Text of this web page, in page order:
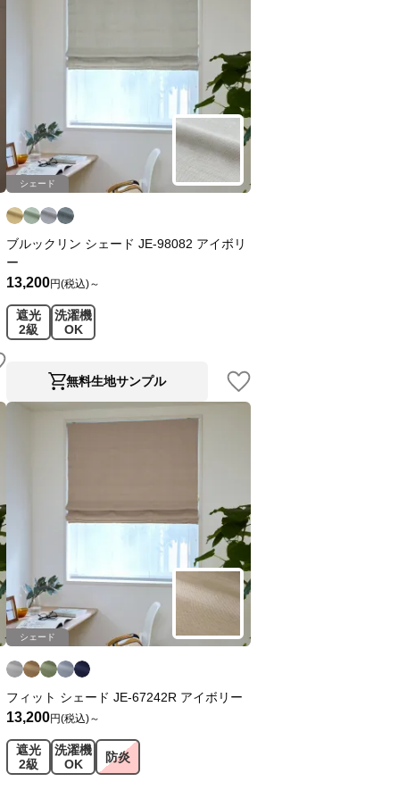
シェード
ブルックリン シェード JE-98082 アイボリ
ー
13,200円(税込)～
遮光
2級
洗濯機
OK
無料生地サンプル
シェード
フィット シェード JE-67242R アイボリー
13,200円(税込)～
遮光
2級
洗濯機
OK
防炎